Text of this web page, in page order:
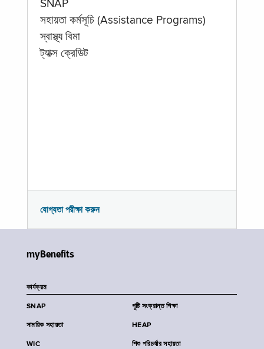
SNAP
সহায়তা কর্মসূচি (Assistance Programs)
স্বাস্থ্য বিমা
ট্যাক্স ক্রেডিট
যোগ্যতা পরীক্ষা করুন
myBenefits
কার্যক্রম
SNAP পুষ্টি সংক্রান্ত শিক্ষা
সাময়িক সহায়তা HEAP
WIC শিশু পরিচর্যার সহায়তা